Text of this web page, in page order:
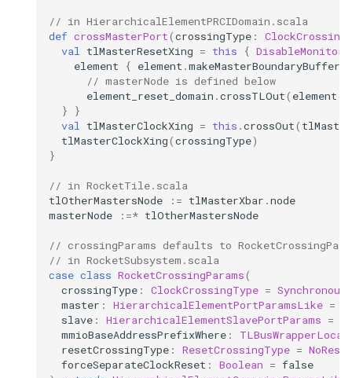
// in HierarchicalElementPRCIDomain.scala
def crossMasterPort(crossingType :
val tlMasterResetXing = this { DisableMonitors
element
{ element .makeMasterBoundaryBuffers
// masterNode is defined below
element_reset_domain .crossTLOut( element
}
}
val tlMasterClockXing = this .crossOut(
tlMasterClockXing(crossingType)
}
// in RocketTile.scala
tlOtherMastersNode
:= tlMasterXbar .node
masterNode
:=* tlOtherMastersNode
// crossingParams defaults to
// in RocketSubsystem.scala
case class RocketCrossingParams(
crossingType : ClockCrossingType =
master : HierarchicalElementPortParamsLike =
slave : HierarchicalElementSlavePortParams =
mmioBaseAddressPrefixWhere :
resetCrossingType : ResetCrossingType =
forceSeparateClockReset : Boolean = false